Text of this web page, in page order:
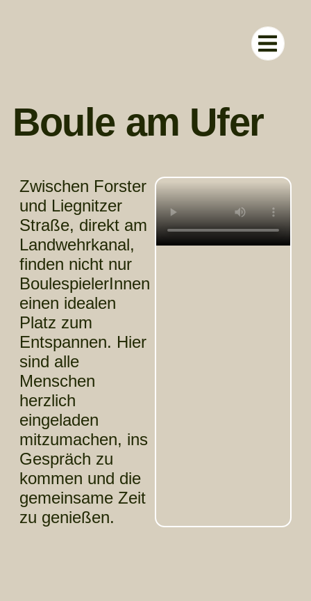
Boule am Ufer
Zwischen Forster
und Liegnitzer
Straße, direkt am
Landwehrkanal,
finden nicht nur
BoulespielerInnen
einen idealen
Platz zum
Entspannen. Hier
sind alle
Menschen
herzlich
eingeladen
mitzumachen, ins
Gespräch zu
kommen und die
gemeinsame Zeit
zu genießen.